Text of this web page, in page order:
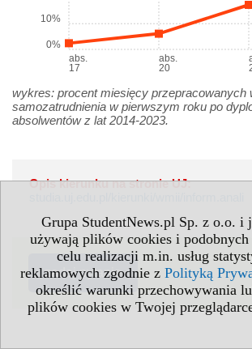
Grupa StudentNews.pl Sp. z o.o. i
używają plików cookies i
celu realizacji m.in. usług
reklamowych zgodnie z Polityką
określić warunki przechowywania
plików cookies w Twojej
abs.
17
abs.
20
0%
10%
wykres: procent miesięcy przepracowanych
samozatrudnienia w pierwszym roku po
absolwentów z lat 2014-2023.
Opis kierunku na stronie UJ:
zadaj pytanie